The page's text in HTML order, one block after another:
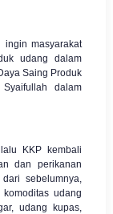
ingin masyarakat
udang dalam
Saing Produk
dalam
KKP kembali
dan perikanan
sebelumnya,
udang
udang kupas,